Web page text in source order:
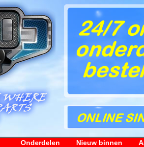
Onderdelen Nieuw binnen